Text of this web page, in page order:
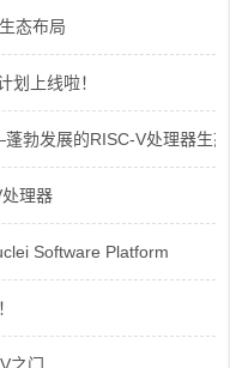
态布局
划上线啦！
勃发展的RISC-V处理器生态
理器
Software Platform
之门